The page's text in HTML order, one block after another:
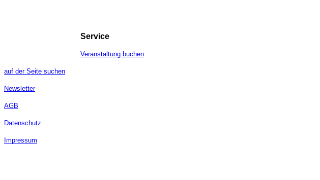
Service
Veranstaltung buchen
auf der Seite suchen
Newsletter
AGB
Datenschutz
Impressum